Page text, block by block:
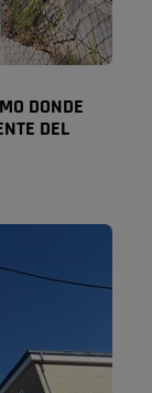
DONDE
DEL